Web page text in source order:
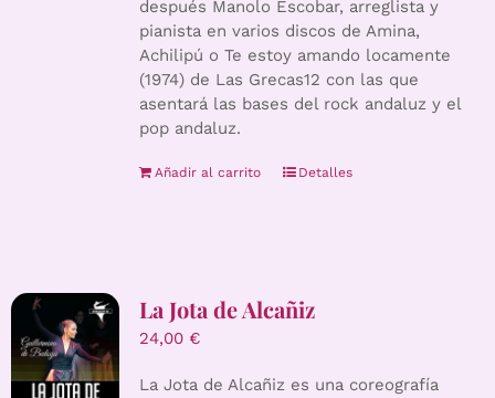
después Manolo Escobar, arreglista y
pianista en varios discos de Amina,
Achilipú o Te estoy amando locamente
(1974) de Las Grecas12 con las que
asentará las bases del rock andaluz y el
pop andaluz.
Añadir al carrito Detalles
La Jota de Alcañiz
24,00 €
La Jota de Alcañiz es una coreografía